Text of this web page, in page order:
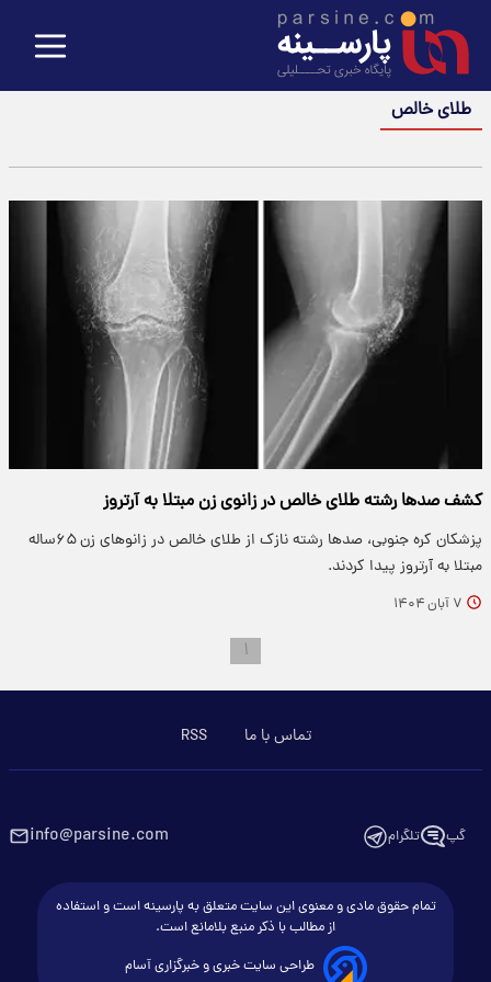
طلای خالص
کشف صدها رشته طلای خالص در زانوی زن مبتلا به آرتروز
پزشکان کره جنوبی، صدها رشته‌ نازک از طلای خالص در زانوهای زن ۶۵‌ساله
مبتلا به آرتروز پیدا کردند.
۷ آبان ۱۴۰۴
۱
تماس با ما RSS
گپ تلگرام info@parsine.com
تمام حقوق مادی و معنوی این سایت متعلق به پارسینه است و استفاده
از مطالب با ذکر منبع بلامانع است.
طراحی سایت خبری و خبرگزاری آسام